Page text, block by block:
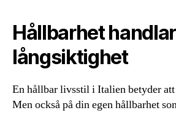
Hållbarhet
långsiktighet
En hållbar livsstil i Italien betyder
Men också på din egen hållbarhet